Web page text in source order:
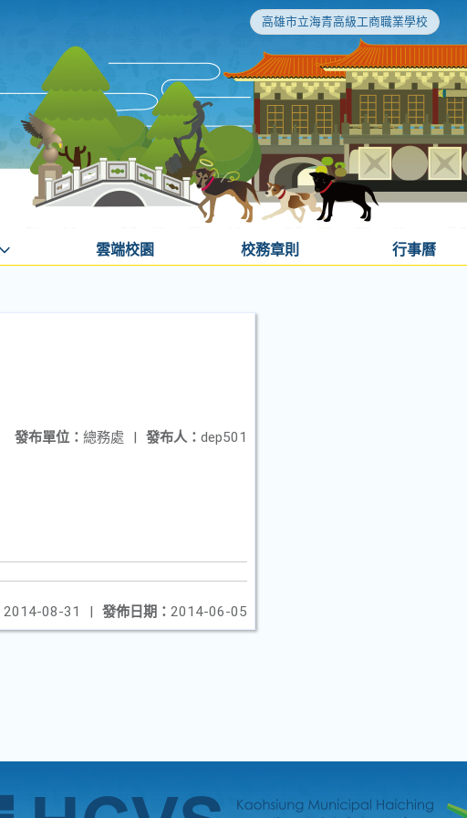
高雄市立海青高級工商職業學校
雲端校園 校務章則 行事曆
發布人： dep501
發布單位： 總務處 |
發佈日期： 2014-06-05
2014-08-31 |